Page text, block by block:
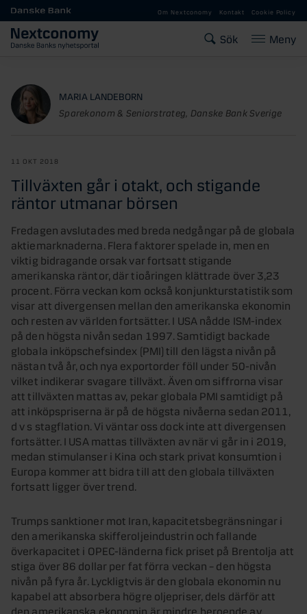
Gå till huvudinnehåll
Om Nextconomy Kontakt Cookie Policy
Sök Meny
MARIA LANDEBORN
Sparekonom & Seniorstrateg, Danske Bank Sverige
11 OKT 2018
Tillväxten går i otakt, och stigande
räntor utmanar börsen
Fredagen avslutades med breda nedgångar på de globala
aktiemarknaderna. Flera faktorer spelade in, men en
viktig bidragande orsak var fortsatt stigande
amerikanska räntor, där tioåringen klättrade över 3,23
procent. Förra veckan kom också konjunkturstatistik som
visar att divergensen mellan den amerikanska ekonomin
och resten av världen fortsätter. I USA nådde ISM-index
på den högsta nivån sedan 1997. Samtidigt backade
globala inköpschefsindex (PMI) till den lägsta nivån på
nästan två år, och nya exportorder föll under 50-nivån
vilket indikerar svagare tillväxt. Även om siffrorna visar
att tillväxten mattas av, pekar globala PMI samtidigt på
att inköpspriserna är på de högsta nivåerna sedan 2011,
d v s stagflation. Vi väntar oss dock inte att divergensen
fortsätter. I USA mattas tillväxten av när vi går in i 2019,
medan stimulanser i Kina och stark privat konsumtion i
Europa kommer att bidra till att den globala tillväxten
fortsatt ligger över trend.
Trumps sanktioner mot Iran, kapacitetsbegränsningar i
den amerikanska skifferoljeindustrin och fallande
överkapacitet i OPEC-länderna fick priset på Brentolja att
stiga över 86 dollar per fat förra veckan – den högsta
nivån på fyra år. Lyckligtvis är den globala ekonomin nu
kapabel att absorbera högre oljepriser, dels därför att
den amerikanska ekonomin är mindre beroende av